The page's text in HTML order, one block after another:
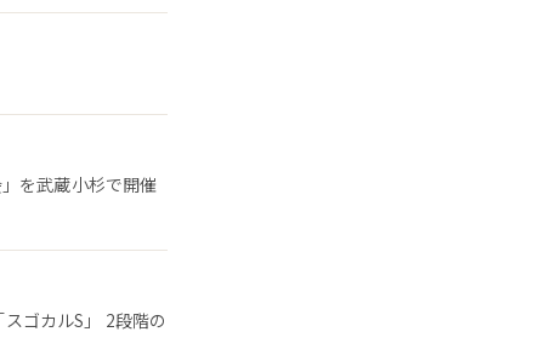
を武蔵小杉で開催
ゴカルS」 2段階の